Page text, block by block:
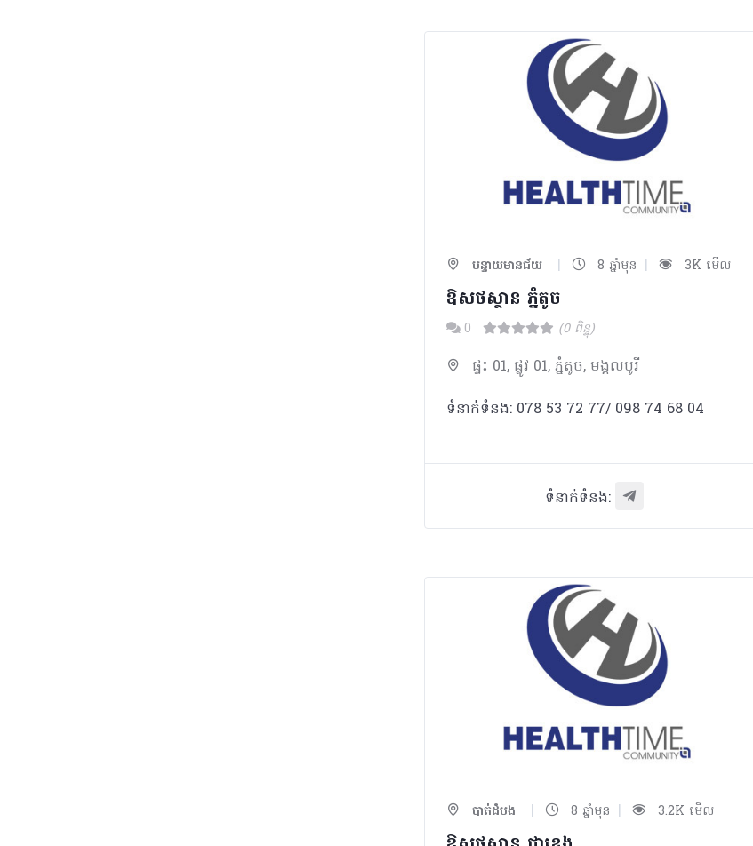
បន្ទាយមានជ័យ | 8 ឆ្នាំមុន | 3K មើល
ឱសថស្ថាន ភ្នំតូច
0 (0 ពិន្ទុ)
ផ្ទះ 01, ផ្លូវ 01, ភ្នំតូច, មង្គលបូរី
ទំនាក់ទំនង: 078 53 72 77/ 098 74 68 04
ទំនាក់ទំនង:
បាត់ដំបង | 8 ឆ្នាំមុន | 3.2K មើល